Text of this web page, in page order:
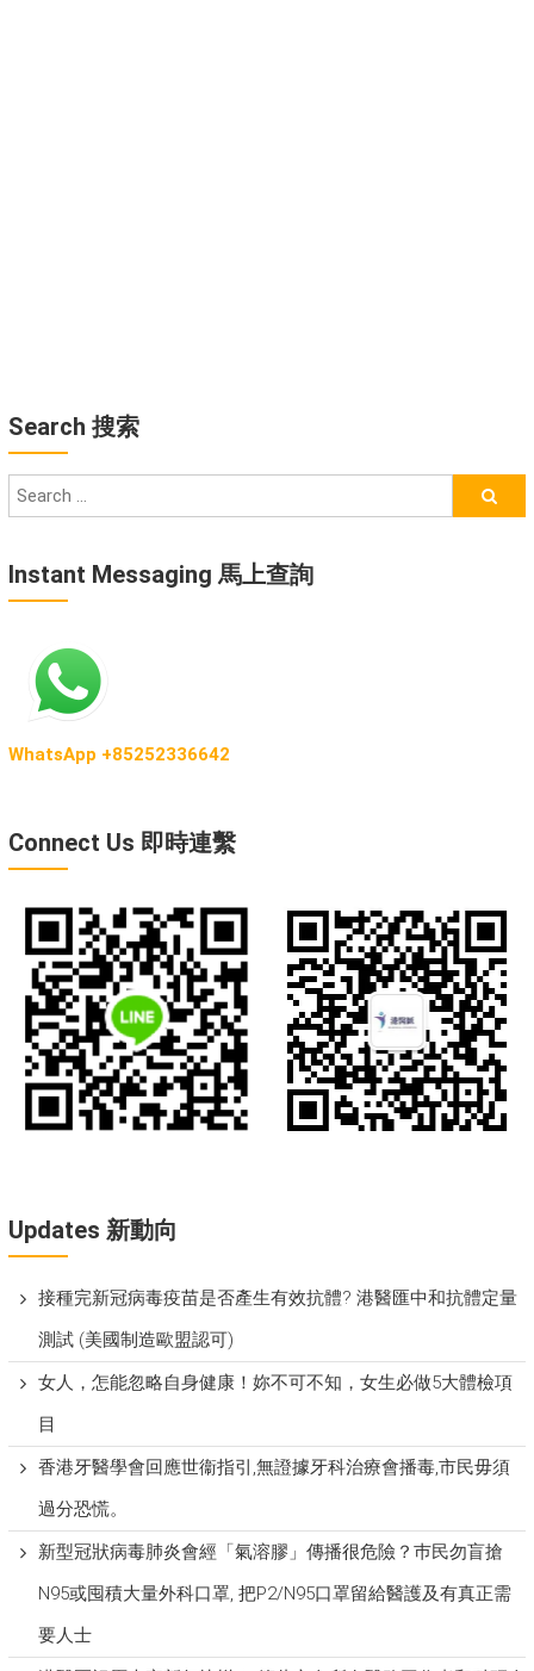
Search 搜索
Instant Messaging 馬上查詢
WhatsApp +85252336642
Connect Us 即時連繫
Updates 新動向
接種完新冠病毒疫苗是否產生有效抗體? 港醫匯中和抗體定量
測試 (美國制造歐盟認可)
女人，怎能忽略自身健康！妳不可不知，女生必做5大體檢項
目
香港牙醫學會回應世衞指引,無證據牙科治療會播毒,市民毋須
過分恐慌。
新型冠狀病毒肺炎會經「氣溶膠」傳播很危險？巿民勿盲搶
N95或囤積大量外科口罩, 把P​2/N95口罩留給醫護及有真正需
要人士